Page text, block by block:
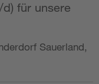
für unsere
Sauerland,